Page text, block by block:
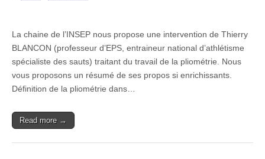
La chaine de l’INSEP nous propose une intervention de Thierry
BLANCON (professeur d’EPS, entraineur national d’athlétisme
spécialiste des sauts) traitant du travail de la pliométrie. Nous
vous proposons un résumé de ses propos si enrichissants.
Définition de la pliométrie dans…
Read more →